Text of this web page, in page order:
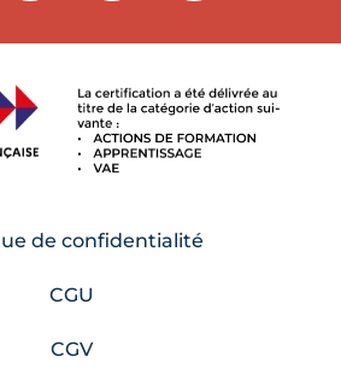
de confidentialité
CGU
CGV